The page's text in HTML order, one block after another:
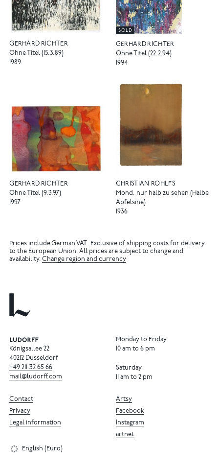
GERHARD RICHTER
Ohne Titel (15.3.89)
1989
SOLD
GERHARD RICHTER
Ohne Titel (22.2.94)
1994
GERHARD RICHTER
Ohne Titel (9.3.97)
1997
CHRISTIAN ROHLFS
Mond, nur halb zu sehen (Halbe
Apfelsine)
1936
Prices include German VAT. Exclusive of shipping costs for delivery
to the European Union. All prices are subject to change and
availability.Change region and currency
Königsallee 22
40212 Dusseldorf
+49 211 32 65 66
mail@ludorff.com
Monday to Friday
10 am to 6 pm
Saturday
11 am to 2 pm
Artsy
Facebook
Instagram
artnet
Contact
Privacy
Legal information
English (Euro)